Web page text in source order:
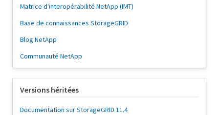
Matrice d'interopérabilité NetApp (IMT)
Base de connaissances StorageGRID
Blog NetApp
Communauté NetApp
Versions héritées
Documentation sur StorageGRID 11.4